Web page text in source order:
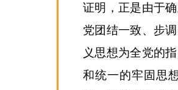
证明，正是由于
党团结一致、步
义思想为全党的
和统一的牢固思